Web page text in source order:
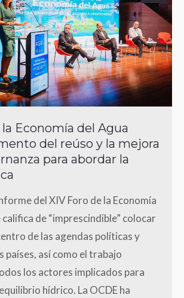
Economía del Agua
del reúso y la mejora
para abordar la
del XIV Foro de la Economía
de “imprescindible” colocar
de las agendas políticas y
países, así como el trabajo
los actores implicados para
hídrico. La OCDE ha